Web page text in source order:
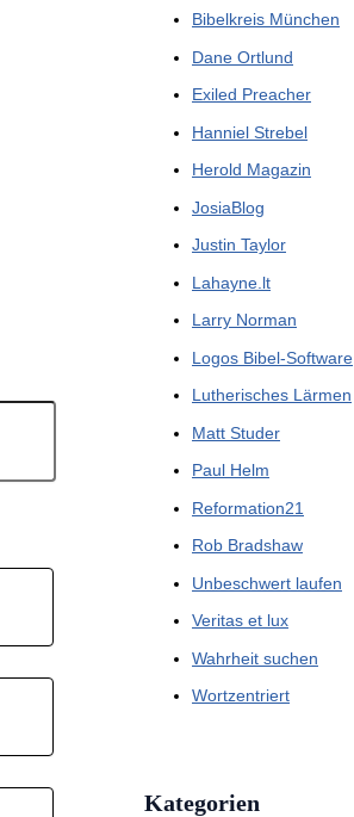
Bibelkreis München
Dane Ortlund
Exiled Preacher
Hanniel Strebel
Herold Magazin
JosiaBlog
Justin Taylor
Lahayne.lt
Larry Norman
Logos Bibel-Software
Lutherisches Lärmen
Matt Studer
Paul Helm
Reformation21
Rob Bradshaw
Unbeschwert laufen
Veritas et lux
Wahrheit suchen
Wortzentriert
Kategorien